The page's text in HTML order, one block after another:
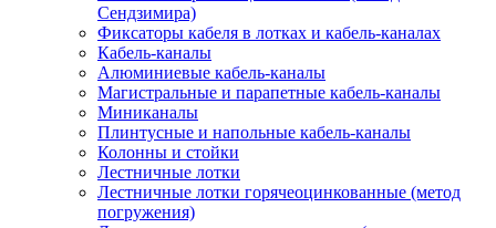
Сендзимира)
Фиксаторы кабеля в лотках и кабель-каналах
Кабель-каналы
Алюминиевые кабель-каналы
Магистральные и парапетные кабель-каналы
Миниканалы
Плинтусные и напольные кабель-каналы
Колонны и стойки
Лестничные лотки
Лестничные лотки горячеоцинкованные (метод
погружения)